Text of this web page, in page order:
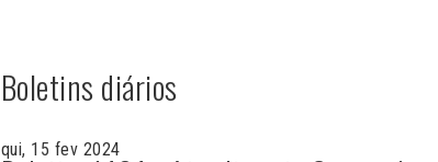
Boletins diários
qui, 15 fev 2024